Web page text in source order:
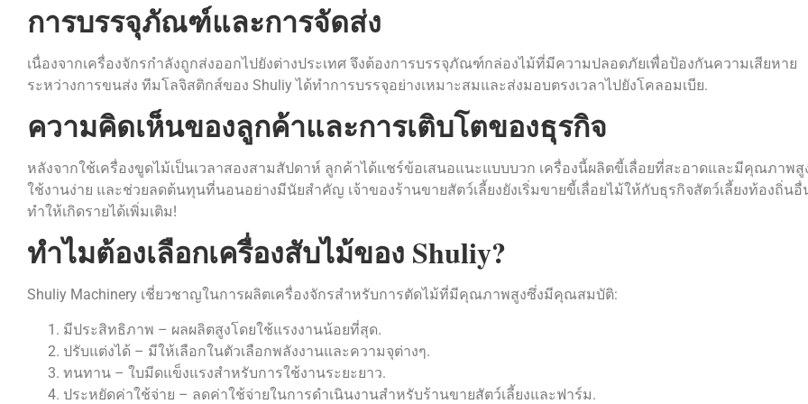
การบรรจุภัณฑ์และการจัดส่ง
เนื่องจากเครื่องจักรกำลังถูกส่งออกไปยังต่างประเทศ จึงต้องการบรรจุภัณฑ์กล่องไม้ที่มีความปลอดภัยเพื่อป้องกันความเสียหาย
ระหว่างการขนส่ง ทีมโลจิสติกส์ของ Shuliy ได้ทำการบรรจุอย่างเหมาะสมและส่งมอบตรงเวลาไปยังโคลอมเบีย.
ความคิดเห็นของลูกค้าและการเติบโตของธุรกิจ
หลังจากใช้เครื่องขูดไม้เป็นเวลาสองสามสัปดาห์ ลูกค้าได้แชร์ข้อเสนอแนะแบบบวก เครื่องนี้ผลิตขี้เลื่อยที่สะอาดและมีคุณภาพสู
ใช้งานง่าย และช่วยลดต้นทุนที่นอนอย่างมีนัยสำคัญ เจ้าของร้านขายสัตว์เลี้ยงยังเริ่มขายขี้เลื่อยไม้ให้กับธุรกิจสัตว์เลี้ยงท้องถิ่นอื่
ทำให้เกิดรายได้เพิ่มเติม!
ทำไมต้องเลือกเครื่องสับไม้ของ Shuliy?
Shuliy Machinery เชี่ยวชาญในการผลิตเครื่องจักรสำหรับการตัดไม้ที่มีคุณภาพสูงซึ่งมีคุณสมบัติ:
มีประสิทธิภาพ – ผลผลิตสูงโดยใช้แรงงานน้อยที่สุด.
ปรับแต่งได้ – มีให้เลือกในตัวเลือกพลังงานและความจุต่างๆ.
ทนทาน – ใบมีดแข็งแรงสำหรับการใช้งานระยะยาว.
ประหยัดค่าใช้จ่าย – ลดค่าใช้จ่ายในการดำเนินงานสำหรับร้านขายสัตว์เลี้ยงและฟาร์ม.